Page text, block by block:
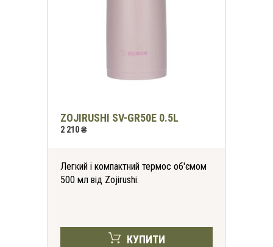
ZOJIRUSHI SV-GR50E 0.5L
2 210 ₴
Легкий і компактний термос об'ємом
500 мл від Zojirushi.
КУПИТИ